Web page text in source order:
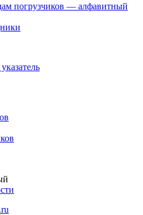
погрузчиков — алфавитный